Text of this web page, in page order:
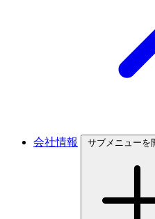
会社情報 サブメニューを